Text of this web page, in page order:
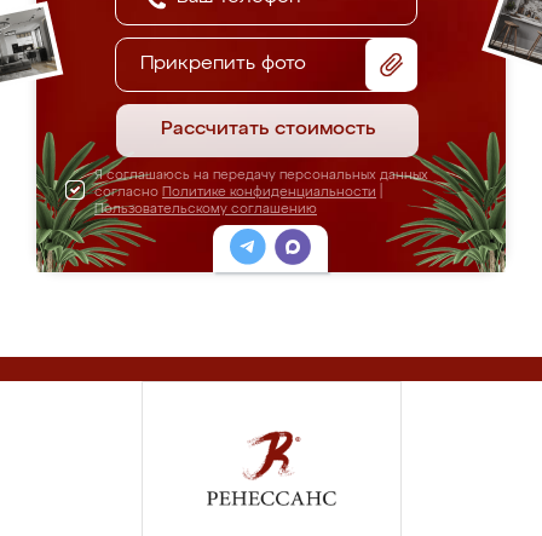
Прикрепить фото
Рассчитать стоимость
Я соглашаюсь на передачу персональных данных
согласно Политике конфиденциальности
Пользовательскому соглашению